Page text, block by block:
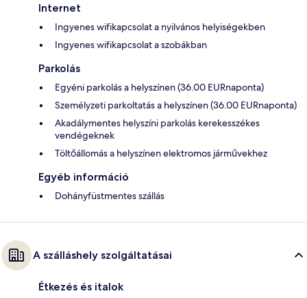
Internet
Ingyenes wifikapcsolat a nyilvános helyiségekben
Ingyenes wifikapcsolat a szobákban
Parkolás
Egyéni parkolás a helyszínen (36.00 EURnaponta)
Személyzeti parkoltatás a helyszínen (36.00 EURnaponta)
Akadálymentes helyszíni parkolás kerekesszékes
vendégeknek
Töltőállomás a helyszínen elektromos járművekhez
Egyéb információ
Dohányfüstmentes szállás
A szálláshely szolgáltatásai
Étkezés és italok